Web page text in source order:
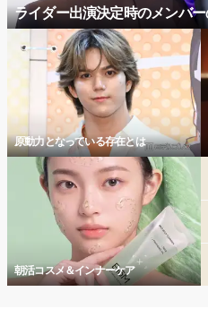
ライダー出演決定時のメンバ
原動力となっている存在とは
朝活コスメ＆インナーケア